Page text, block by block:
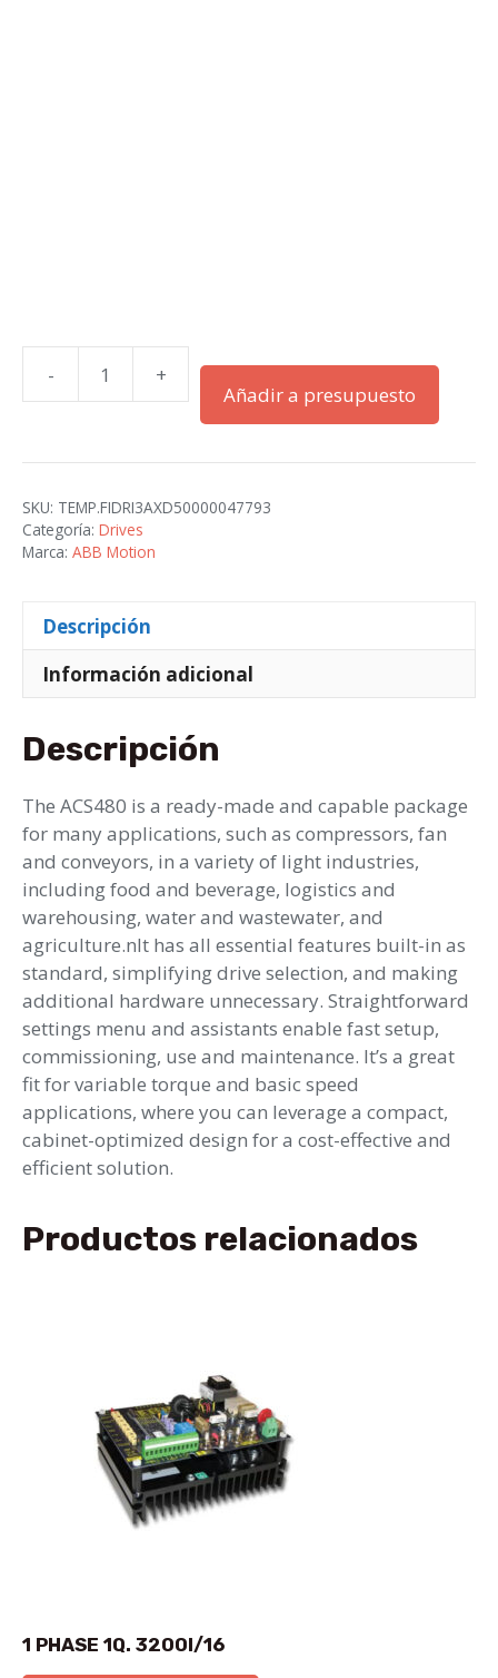
-
ACS480-
04-
4
cantidad
+
Añadir a presupuesto
SKU: TEMP.FIDRI3AXD50000047793
Categoría: Drives
Marca: ABB Motion
Descripción
Información adicional
Descripción
The ACS480 is a ready-made and capable package
for many applications, such as compressors, fan
and conveyors, in a variety of light industries,
including food and beverage, logistics and
warehousing, water and wastewater, and
agriculture.nIt has all essential features built-in as
standard, simplifying drive selection, and making
additional hardware unnecessary. Straightforward
settings menu and assistants enable fast setup,
commissioning, use and maintenance. It’s a great
fit for variable torque and basic speed
applications, where you can leverage a compact,
cabinet-optimized design for a cost-effective and
efficient solution.
Productos relacionados
1 PHASE 1Q. 3200I/16